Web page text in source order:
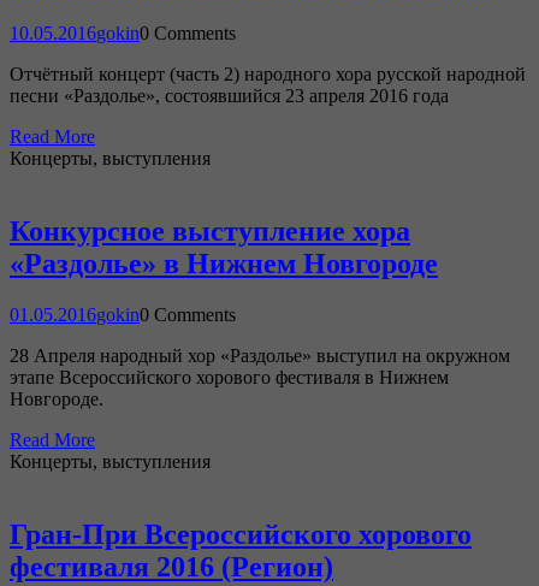
10.05.2016gokin0 Comments
Отчётный концерт (часть 2) народного хора русской народной
песни «Раздолье», состоявшийся 23 апреля 2016 года
Read More
Концерты, выступления
Конкурсное выступление хора
«Раздолье» в Нижнем Новгороде
01.05.2016gokin0 Comments
28 Апреля народный хор «Раздолье» выступил на окружном
этапе Всероссийского хорового фестиваля в Нижнем
Новгороде.
Read More
Концерты, выступления
Гран-При Всероссийского хорового
фестиваля 2016 (Регион)